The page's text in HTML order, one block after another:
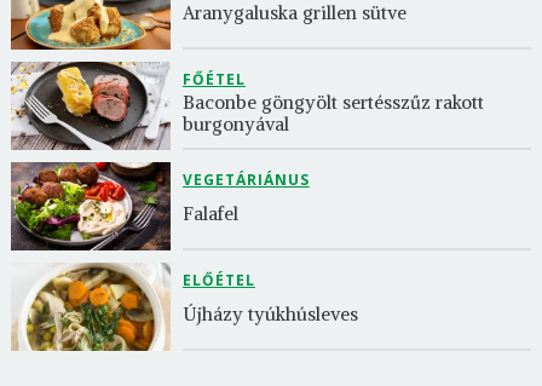
Aranygaluska grillen sütve
FŐÉTEL
Baconbe göngyölt sertésszűz rakott
burgonyával
VEGETÁRIÁNUS
Falafel
ELŐÉTEL
Újházy tyúkhúsleves